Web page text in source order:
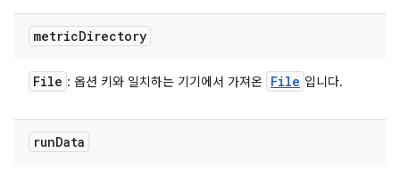
metricDirectory
File : 옵션 키와 일치하는 기기에서 가져온 File 입니다.
runData